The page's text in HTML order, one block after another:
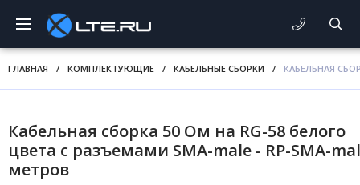
ГЛАВНАЯ / КОМПЛЕКТУЮЩИЕ / КАБЕЛЬНЫЕ СБОРКИ / КАБЕЛЬНАЯ
Кабельная сборка 50 Ом на RG-58 белого
цвета с разъемами SMA-male - RP-SMA-
метров